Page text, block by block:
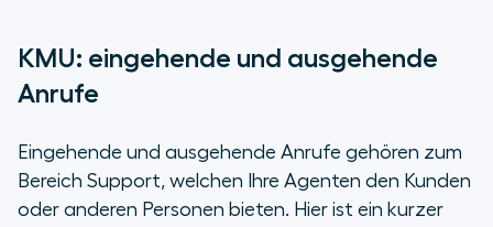
KMU: eingehende und ausgehende
Anrufe
Eingehende und ausgehende Anrufe gehören zum
Bereich Support, welchen Ihre Agenten den Kunden
oder anderen Personen bieten. Hier ist ein kurzer